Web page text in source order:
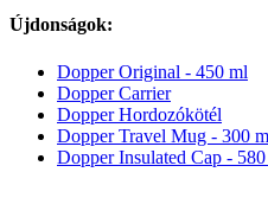
Újdonságok:
Dopper Original - 450 ml
Dopper Carrier
Dopper Hordozókötél
Dopper Travel Mug - 300
Dopper Insulated Cap -